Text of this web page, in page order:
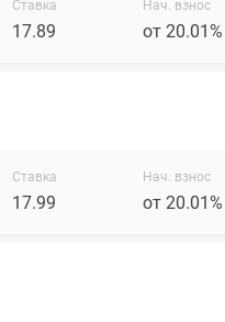
Ставка
17.89
Нач. взнос
от 20.01%
Ставка
17.99
Нач. взнос
от 20.01%